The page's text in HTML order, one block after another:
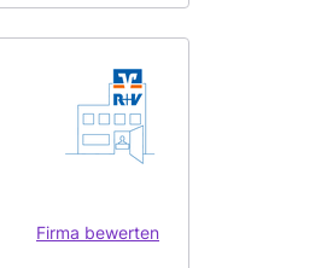
Firma bewerten